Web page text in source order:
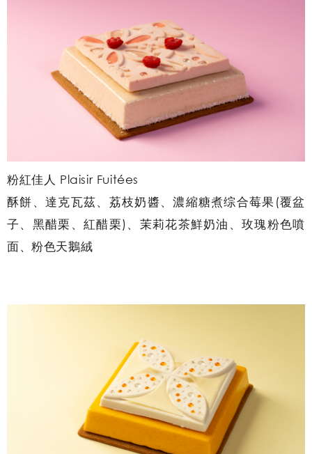
粉紅佳人 Plaisir Fuitées
酥餅、達克瓦茲、荔枝奶醬、濃縮糖煮综合莓果(覆盆
子、黑醋栗、紅醋栗)、茉莉花茶鮮奶油、玫瑰粉色噴
面、粉色天鵝絨